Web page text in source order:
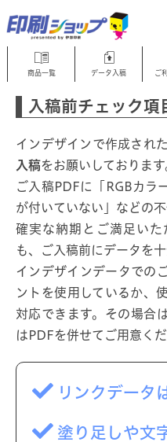
商品一覧 データ入稿 ご
入稿前チェック
インデザインで作成され
入稿をお願いしております
ご入稿PDFに「RGBカラ
が付いていない」などの
確実な納期とご満足いた
も、ご入稿前にデータを
インデザインデータでの
ントを使用しているか、
対応できます。その場合
はPDFを併せてご用意くだ
リンクデータ
塗り足しや文